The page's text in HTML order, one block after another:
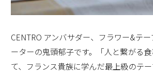
嬉しい言葉でした。
選んでね！」と言われ、子供ながら、
上の棚から、母に手伝ってもらいなが
CENTRO アンバサダー、フラワー&テ
ーターの鬼頭郁子です。「人と繋がる
て、フランス貴族に学んだ最上級のテ